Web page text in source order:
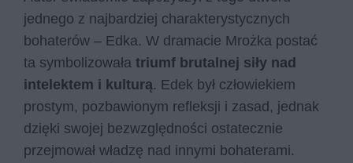
jednego z najbardziej charakterystycznych
bohaterów – Edka. W dramacie Mrożka postać
ta symbolizowała triumf brutalnej siły nad
intelektem i kulturą. Edek był człowiekiem
prostym, pozbawionym refleksji i zasad, jednak
dzięki swojej bezwzględności ostatecznie
przejmował władzę nad innymi bohaterami.